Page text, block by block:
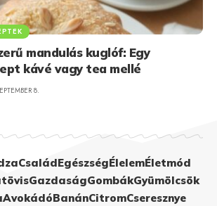
mandulás kuglóf: Egy
kávé vagy tea mellé
8.
CsaládEgészségÉlelemÉletmód
GazdaságGombákGyümölcsök
AvokádóBanánCitromCseresznye